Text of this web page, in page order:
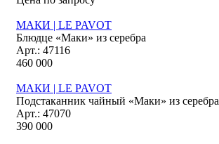
МАКИ | LE PAVOT
Блюдце «Маки» из серебра
Арт.: 47116
460 000
МАКИ | LE PAVOT
Подстаканник чайный «Маки» из серебра
Арт.: 47070
390 000